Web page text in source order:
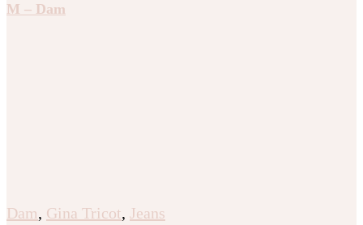
M – Dam
Dam, Gina Tricot, Jeans